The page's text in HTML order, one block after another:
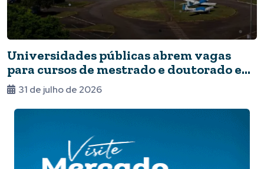
Universidades públicas abrem vagas
para cursos de mestrado e doutorado em
Foz31 de julho de 2026